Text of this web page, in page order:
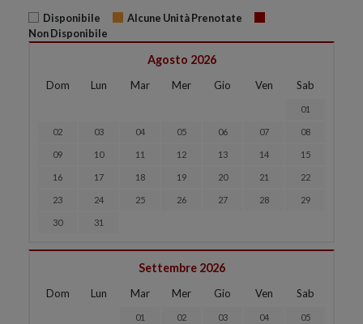
Disponibile
Alcune Unità Prenotate
Non Disponibile
Agosto 2026
Dom Lun Mar Mer Gio Ven Sab
01
02 03 04 05 06 07 08
09 10 11 12 13 14 15
16 17 18 19 20 21 22
23 24 25 26 27 28 29
30 31
Settembre 2026
Dom Lun Mar Mer Gio Ven Sab
01 02 03 04 05